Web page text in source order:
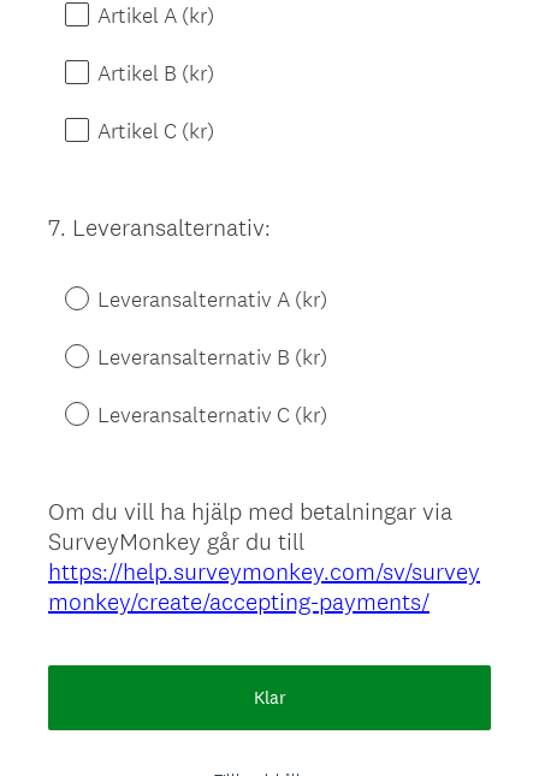
Artikel A (kr)
Artikel B (kr)
Artikel C (kr)
Question
7. Leveransalternativ:
Leveransalternativ A (kr)
Leveransalternativ B (kr)
Leveransalternativ C (kr)
Om du vill ha hjälp med betalningar via
SurveyMonkey går du till
https://help.surveymonkey.com/sv/survey
monkey/create/accepting-payments/
Klar